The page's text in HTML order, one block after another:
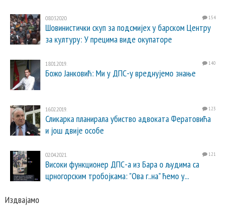
08.03.2020. 154
Шовинистички скуп за подсмијех у барском Центру
за културу: У прецима виде окупаторе
18.01.2019. 140
Божо Јанковић: Ми у ДПС-у вреднујемо знање
16.02.2019. 123
Сликарка планирала убиство адвоката Фератовића
и још двије особе
02.04.2021. 121
Високи функционер ДПС-а из Бара о људима са
црногорским тробојкама: "Ова г..на" ћемо у...
Издвајамо